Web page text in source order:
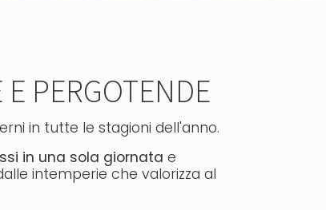
PERGOTENDE
in tutte le stagioni dell'anno.
in una sola giornata e
intemperie che valorizza al